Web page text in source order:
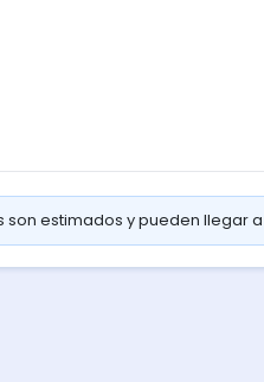
son estimados y pueden